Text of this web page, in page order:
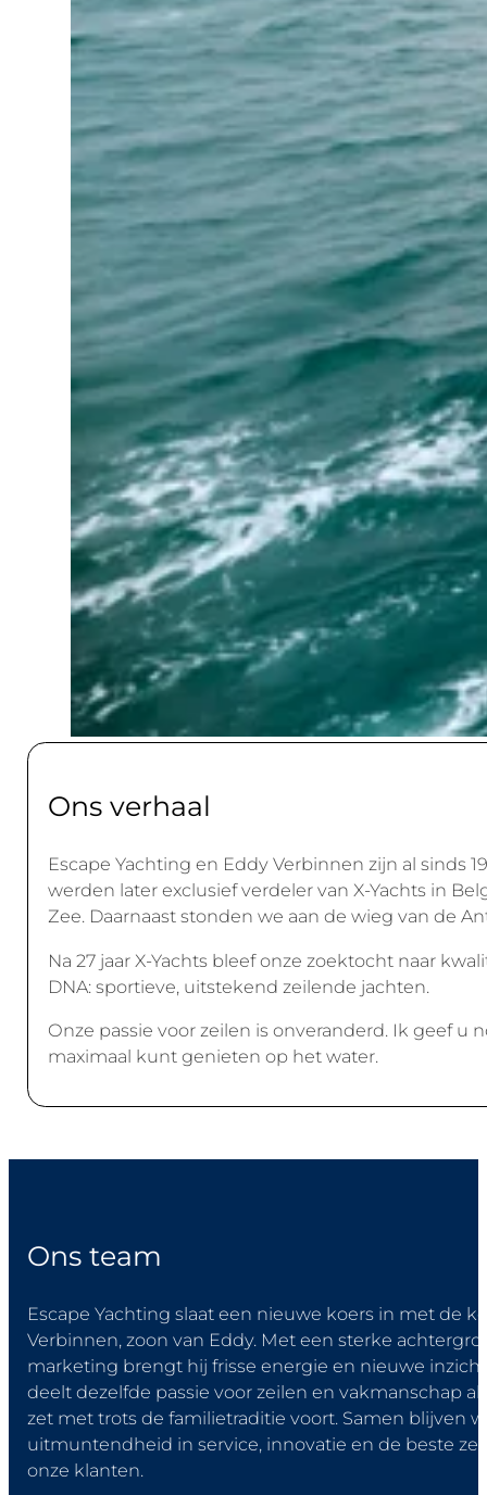
Ons verhaal
Escape Yachting en Eddy Verbinnen zijn al sinds
werden later exclusief verdeler van X-Yachts in
Zee. Daarnaast stonden we aan de wieg van de
Na 27 jaar X-Yachts bleef onze zoektocht naar
DNA: sportieve, uitstekend zeilende jachten.
Onze passie voor zeilen is onveranderd. Ik geef
maximaal kunt genieten op het water.
Ons team
Escape Yachting slaat een nieuwe koers in met de
Verbinnen, zoon van Eddy. Met een sterke
marketing brengt hij frisse energie en nieuwe
deelt dezelfde passie voor zeilen en vakmanschap
zet met trots de familietraditie voort. Samen blijven
uitmuntendheid in service, innovatie en de beste
onze klanten.